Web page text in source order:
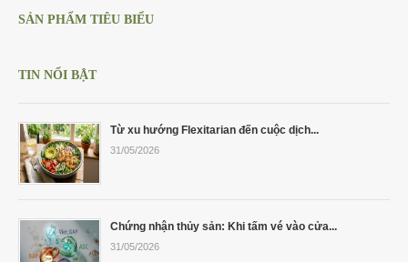
Cá Gáy Lù Giống Chất Lượng
Cá Thiên Sứ Giống Chất Lượng
Cá Mú Nghệ Xanh Chất Lượng
Ẩm Thực
Thông Tin Vận Chuyển
SẢN PHẨM TIÊU BIỂU
TIN NỔI BẬT
Từ xu hướng Flexitarian đến cuộc dịch...
31/05/2026
Chứng nhận thủy sản: Khi tấm vé vào cửa...
31/05/2026